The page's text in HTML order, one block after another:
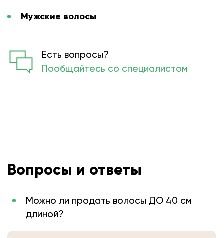
Мужские волосы
Есть вопросы?
Пообщайтесь со специалистом
Вопросы и ответы
Можно ли продать волосы ДО 40 см
длиной?